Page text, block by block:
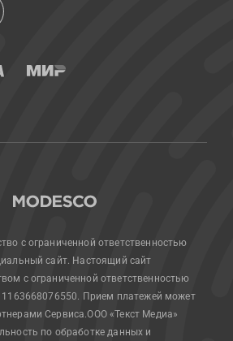
с ограниченной ответственностью
сайт. Настоящий сайт
с ограниченной ответственностью
1163668076550. Прием платежей может
Сервиса.ООО «Текст Медиа»
по обработке данных и